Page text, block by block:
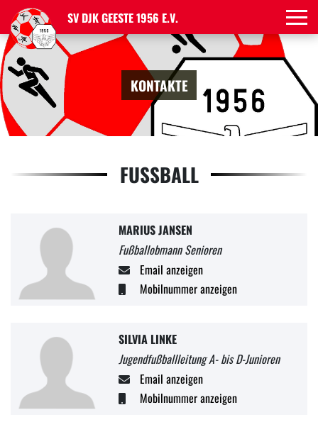
SV DJK GEESTE 1956 E.V.
KONTAKTE
FUSSBALL
MARIUS JANSEN
Fußballobmann Senioren
Email anzeigen
Mobilnummer anzeigen
SILVIA LINKE
Jugendfußballleitung A- bis D-Junioren
Email anzeigen
Mobilnummer anzeigen